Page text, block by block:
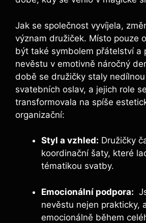
Jak se společnost vyvíjela,
význam družiček. Místo pouze
být‍ také symbolem přátelství⁣ a
nevěstu v emotivně náročný
době se družičky staly
‍svatebních⁤ oslav, a jejich⁤ role se
transformovala ​na spíše
organizační:
Styl⁤ a vzhled: ⁢Družičky
koordinační šaty,‌ které
tématikou svatby.
Emocionální podpora:
nevěstu nejen prakticky,
emocionálně během